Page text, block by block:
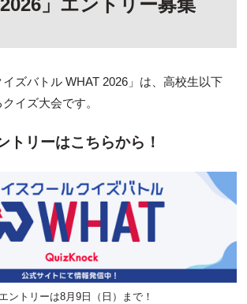
2026」エントリー募集
イズバトル WHAT 2026」は、高校生以下
イズ大会です。
トリーはこちらから！
ントリーは8月9日（日）まで！